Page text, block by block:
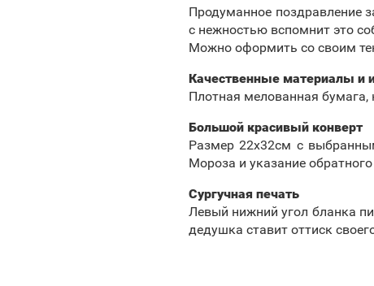
Продуманное поздравление
с нежностью вспомнит это
Можно оформить со своим
Качественные материалы и
Плотная мелованная бумага,
Большой красивый конверт
Размер 22х32см с
Мороза и указание
Сургучная печать
Левый нижний угол бланка
дедушка ставит оттиск